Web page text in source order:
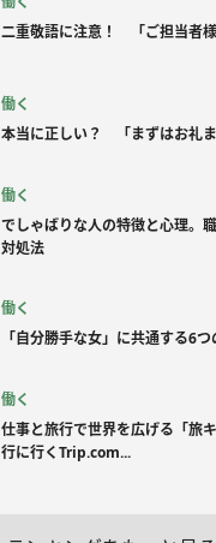
二重敬語に注意！ 「ご担当者
働く
本当に正しい？ 「まずはお礼
働く
でしゃばりな人の特徴と心理。
対処法
働く
「自分勝手な女」に共通する6
働く
仕事と旅行で世界を広げる「旅
行に行くTrip.com...